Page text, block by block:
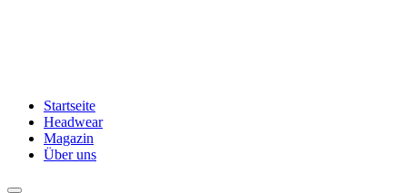
Startseite
Headwear
Magazin
Über uns